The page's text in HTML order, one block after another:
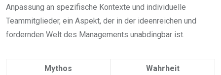
Anpassung an spezifische Kontexte und individuelle
Teammitglieder, ein Aspekt, der in der ideenreichen und
fordernden Welt des Managements unabdingbar ist.
Mythos Wahrheit